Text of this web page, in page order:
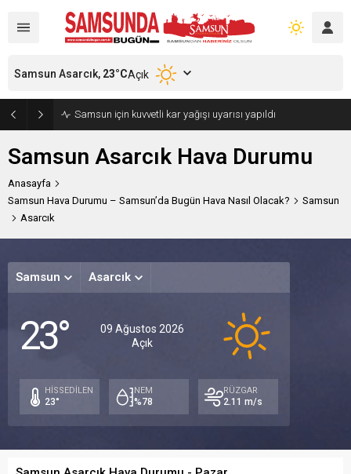
Samsun için kuvvetli kar yağışı uyarısı yapıldı
Samsun Asarcık, 23°CAçık
Samsun Asarcık Hava Durumu
Anasayfa
Samsun Hava Durumu – Samsun’da Bugün Hava Nasıl Olacak?
Samsun
Asarcık
Samsun Asarcık
23°
09 Ağustos 2026
Açık
HİSSEDİLEN
23°
NEM
%78
RÜZGAR
2.11 m/s